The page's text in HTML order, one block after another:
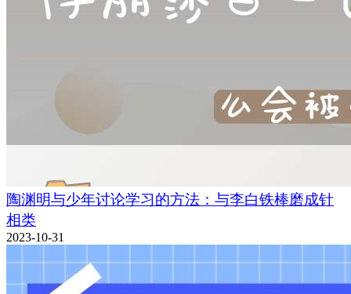
陶渊明与少年讨论学习的方法：与李白铁棒磨成针
相类
2023-10-31